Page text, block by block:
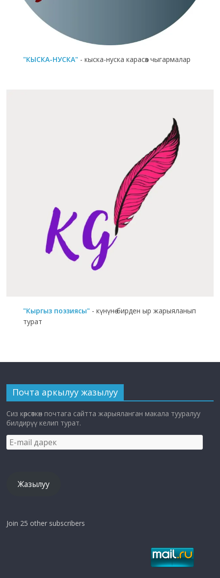
"КЫСКА-НУСКА" - кыска-нуска карасөз чыгармалар
"Кыргыз поэзиясы" - күнүнө бирден ыр жарыяланып
турат
Почта аркылуу жазылуу
Сиз көрсөткөн почтага сайтта жарыяланган макала тууралуу
билдирүү келип турат.
E-
mail
Жазылуу
Join 25 other subscribers